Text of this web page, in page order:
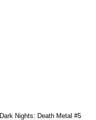
Dark Nights: Death Metal #5